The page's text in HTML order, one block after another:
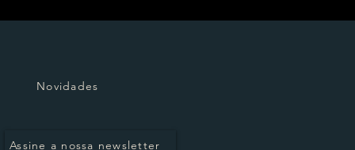
Novidades
Assine a nossa newsletter